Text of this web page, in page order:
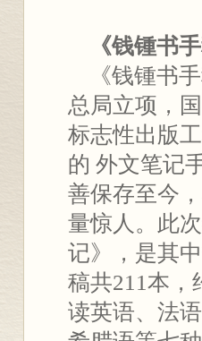
《钱锺书
《钱锺书手
总局立项，
标志性出版
的 外文笔记
善保存至今
量惊人。此
记》，是其
稿共211本，
读英语、法